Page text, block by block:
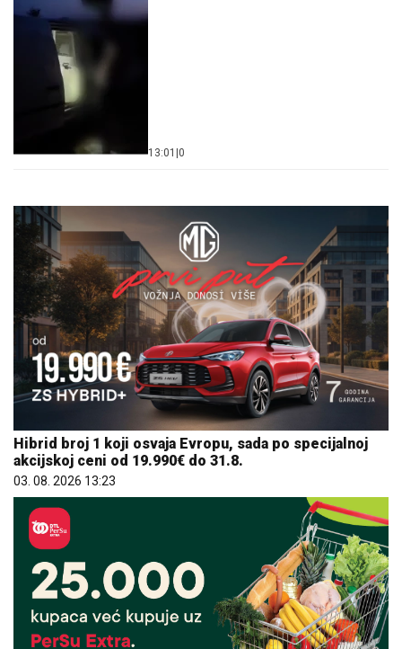
13:01 |0
Hibrid broj 1 koji osvaja Evropu, sada po specijalnoj
akcijskoj ceni od 19.990€ do 31.8.
03. 08. 2026 13:23